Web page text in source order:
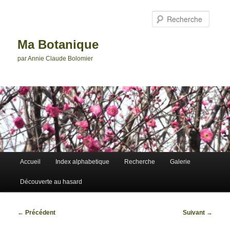
Ma Botanique
par Annie Claude Bolomier
Accueil Index alphabetique Recherche Galerie
Découverte au hasard
Navigation
← Précédent Suivant →